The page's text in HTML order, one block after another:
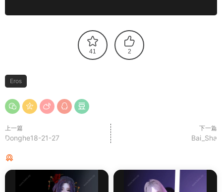
41 2
Eros
上一篇
Donghe18-21-27
下一篇
Bai_Sha